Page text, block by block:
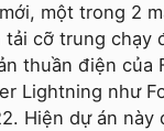
một trong 2
tải cỡ trung chạy
thuần điện của
Lightning như
Hiện dự án này